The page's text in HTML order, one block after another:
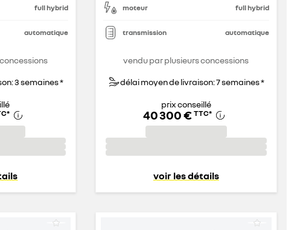
full hybrid
automatique
3 semaines *
*
moteur full hybrid
transmission automatique
vendu par plusieurs concessions
délai moyen de livraison: 7 semaines *
prix conseillé
40 300 € TTC*
voir les détails